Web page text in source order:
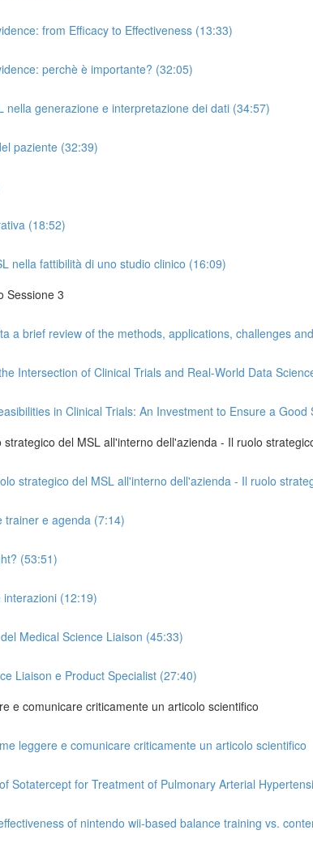
from Efficacy to Effectiveness (13:33)
perchè è importante? (32:05)
nella generazione e interpretazione dei dati (34:57)
paziente (32:39)
(18:52)
nella fattibilità di uno studio clinico (16:09)
Sessione 3
a brief review of the methods, applications, challenges
Intersection of Clinical Trials and Real-World Data
in Clinical Trials: An Investment to Ensure a Good
del MSL all'interno dell'azienda - Il ruolo
strategico del MSL all'interno dell'azienda - Il ruolo
trainer e agenda (7:14)
(53:51)
(12:19)
Medical Science Liaison (45:33)
Liaison e Product Specialist (27:40)
e comunicare criticamente un articolo scientifico
leggere e comunicare criticamente un articolo scientifico
Sotatercept for Treatment of Pulmonary Arterial
of nintendo wii-based balance training vs.